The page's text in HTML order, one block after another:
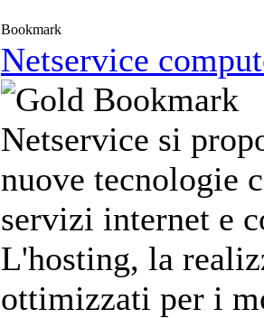
Bookmark
Netservice
Netservice si
nuove tecnologie
servizi internet e
L'hosting, la
ottimizzati per i